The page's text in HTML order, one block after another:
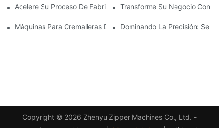
Acelere Su Proceso De Fabricación De Cremalleras Con
Transforme Su Negocio Con
Máquinas Para Cremalleras De Plástico: Una Guía Completa
Dominando La Precisión: Se
Copyright © 2026 Zhenyu Zipper Machines Co., Ltd. -